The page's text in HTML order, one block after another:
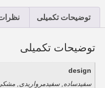
توضیحات تکمیلی نظرات
توضیحات تکمیلی
design
سفیدساده, سفیدمرواریدی,